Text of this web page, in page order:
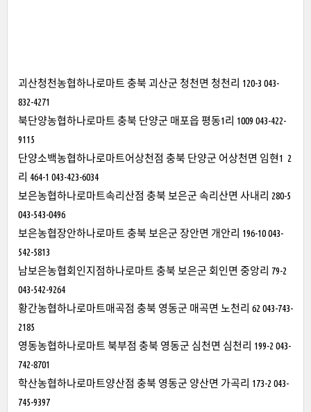
괴산청천농협하나로마트 충북 괴산군 청천면 청천리 120-3 043-
832-4271
북단양농협하나로마트 충북 단양군 매포읍 평동1리 1009 043-422-
9115
단양소백농협하나로마트어상천점 충북 단양군 어상천면 임현1 2
리 464-1 043-423-6034
보은농협하나로마트속리산점 충북 보은군 속리산면 사내리 280-5
043-543-0496
보은농협장안하나로마트 충북 보은군 장안면 개안리 196-10 043-
542-5813
남보은농협회인지점하나로마트 충북 보은군 회인면 중앙리 79-2
043-542-9264
황간농협하나로마트매곡점 충북 영동군 매곡면 노천리 62 043-743-
2185
영동농협하나로마트 북부점 충북 영동군 심천면 심천리 199-2 043-
742-8701
학산농협하나로마트양산점 충북 영동군 양산면 가곡리 173-2 043-
745-9397